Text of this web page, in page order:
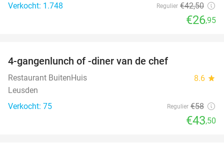
Verkocht: 1.748
Regulier €42,50
€26,95
4-gangenlunch of -diner van de chef
Restaurant BuitenHuis 8.6 star
Leusden
Verkocht: 75
Regulier €58
€43,50